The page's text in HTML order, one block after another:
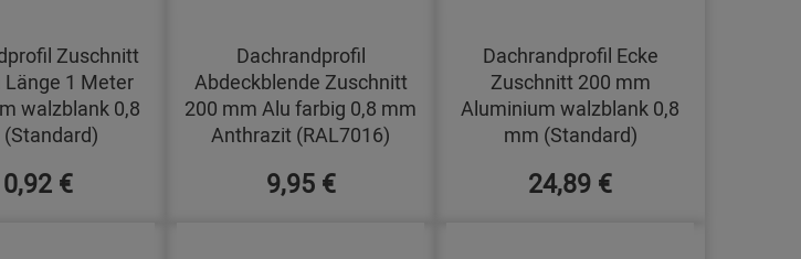
Zuschnitt
Länge 1 Meter
walzblank 0,8
€
Dachrandprofil
Abdeckblende Zuschnitt
200 mm Alu farbig 0,8 mm
Anthrazit (RAL7016)
9,95 €
Dachrandprofil Ecke
Zuschnitt 200 mm
Aluminium walzblank 0,8
mm (Standard)
24,89 €